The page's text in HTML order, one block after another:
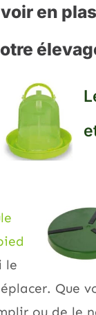
en
le
Que